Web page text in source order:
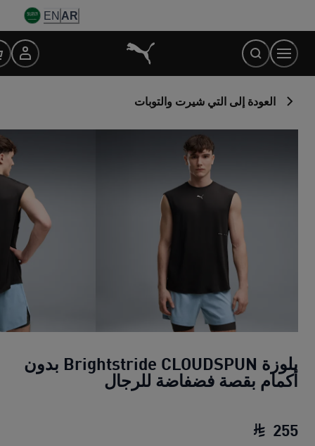
Content
AR
EN
العودة إلى التي شيرت والتوبات
بلوزة Brightstride CLOUDSPUN بدون
أكمام بقصة فضفاضة للرجال
255